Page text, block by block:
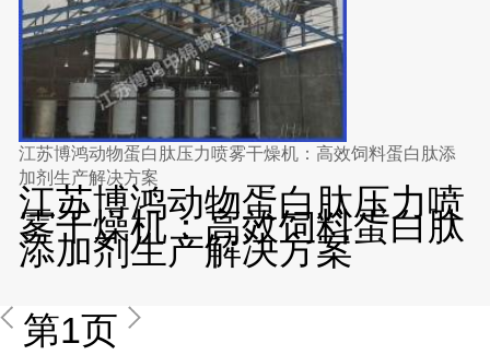
江苏博鸿动物蛋白肽压力喷雾干燥机：高效饲料蛋白肽添
加剂生产解决方案
江苏博鸿动物蛋白肽压力喷
雾干燥机：高效饲料蛋白肽
添加剂生产解决方案
第1页